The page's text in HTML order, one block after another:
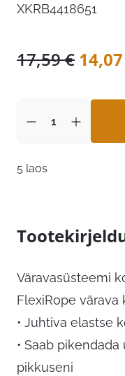
XKRB4418651
17,59€ Algne
oli:
14,07
5 laos
Väravasüsteemi
FlexiRope
• Juhtiva elastse
• Saab
pikkuseni